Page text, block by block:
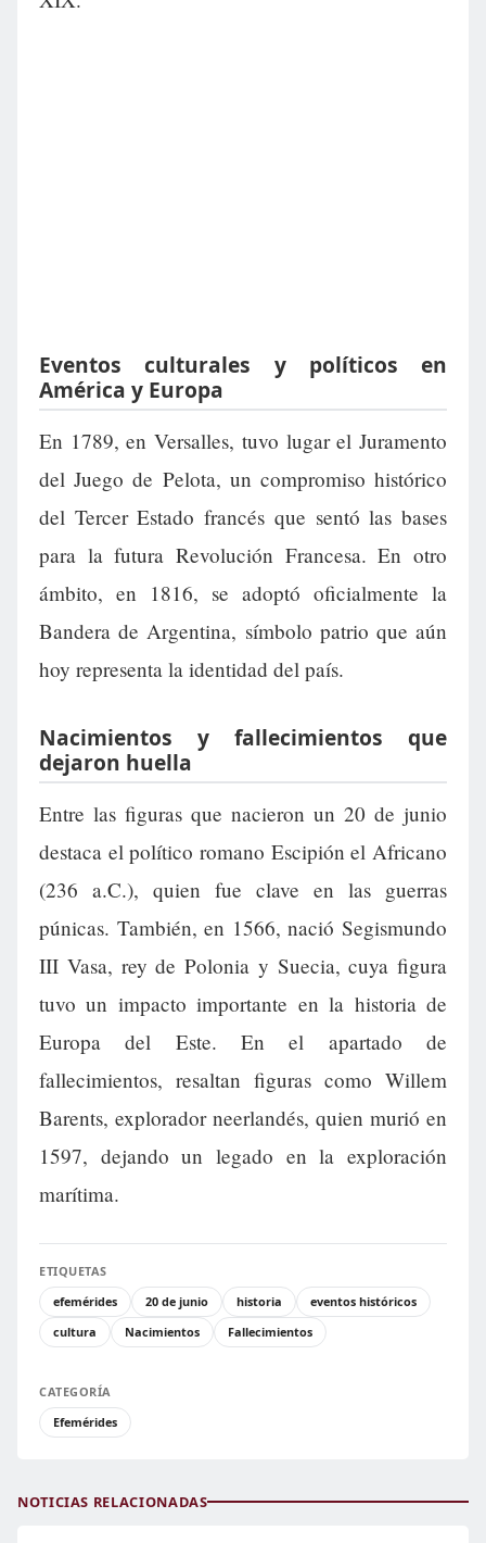
Eventos culturales y políticos en
América y Europa
En 1789, en Versalles, tuvo lugar el Juramento
del Juego de Pelota, un compromiso histórico
del Tercer Estado francés que sentó las bases
para la futura Revolución Francesa. En otro
ámbito, en 1816, se adoptó oficialmente la
Bandera de Argentina, símbolo patrio que aún
hoy representa la identidad del país.
Nacimientos y fallecimientos que
dejaron huella
Entre las figuras que nacieron un 20 de junio
destaca el político romano Escipión el Africano
(236 a.C.), quien fue clave en las guerras
púnicas. También, en 1566, nació Segismundo
III Vasa, rey de Polonia y Suecia, cuya figura
tuvo un impacto importante en la historia de
Europa del Este. En el apartado de
fallecimientos, resaltan figuras como Willem
Barents, explorador neerlandés, quien murió en
1597, dejando un legado en la exploración
marítima.
ETIQUETAS
efemérides
20 de junio historia
eventos históricos
cultura
Nacimientos Fallecimientos
CATEGORÍA
Efemérides
NOTICIAS RELACIONADAS